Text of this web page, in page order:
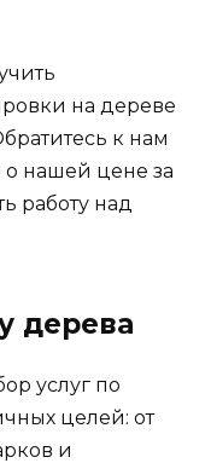
на дереве
к нам
о нашей цене за
работу над
дерева
услуг по
целей: от
и